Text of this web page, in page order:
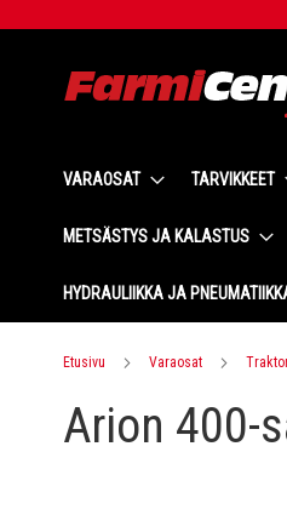
to
VARAOSAT TARVIKKEET
METSÄSTYS JA KALASTUS
HYDRAULIIKKA JA
Etusivu Varaosat
Arion 400-